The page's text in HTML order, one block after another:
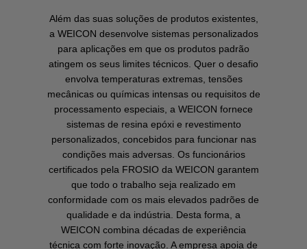
Além das suas soluções de produtos existentes,
a WEICON desenvolve sistemas personalizados
para aplicações em que os produtos padrão
atingem os seus limites técnicos. Quer o desafio
envolva temperaturas extremas, tensões
mecânicas ou químicas intensas ou requisitos de
processamento especiais, a WEICON fornece
sistemas de resina epóxi e revestimento
personalizados, concebidos para funcionar nas
condições mais adversas. Os funcionários
certificados pela FROSIO da WEICON garantem
que todo o trabalho seja realizado em
conformidade com os mais elevados padrões de
qualidade e da indústria. Desta forma, a
WEICON combina décadas de experiência
técnica com forte inovação. A empresa apoia de